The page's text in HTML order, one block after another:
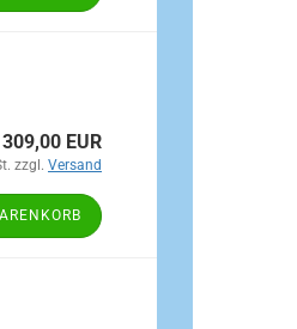
309,00 EUR
zzgl. Versand